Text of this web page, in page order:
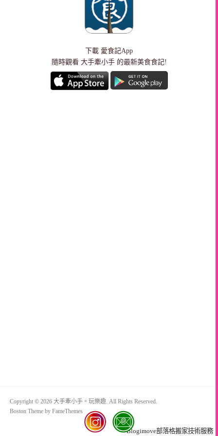
下載 愛食記App
隨時觀看 大手牽小手 的最新美食食記!
Copyright © 2026 大手牽小手。玩樂趣. All Rights Reserved.
Boston Theme by FameThemes
Blogimove部落格搬家技術服務